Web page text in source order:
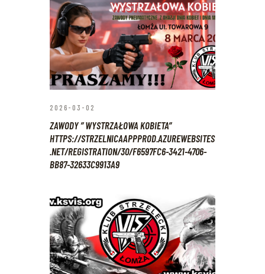
2026-03-02
ZAWODY ” WYSTRZAŁOWA KOBIETA”
HTTPS://STRZELNICAAPPPROD.AZUREWEBSITES
.NET/REGISTRATION/30/F6597FC6-3421-4706-
BB87-32633C9913A9